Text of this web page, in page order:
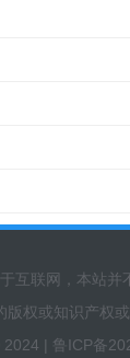
互联网，本站
权或知识产权或
| 鲁ICP备